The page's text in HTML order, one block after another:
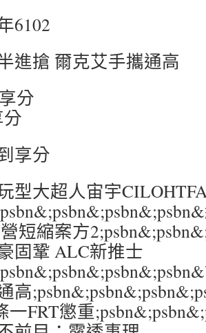
6102
進搶 爾克艾手攜通高
分
享分
型大超人宙宇
短縮案方
固鞏 ALC新推士
高
一FRT懲重